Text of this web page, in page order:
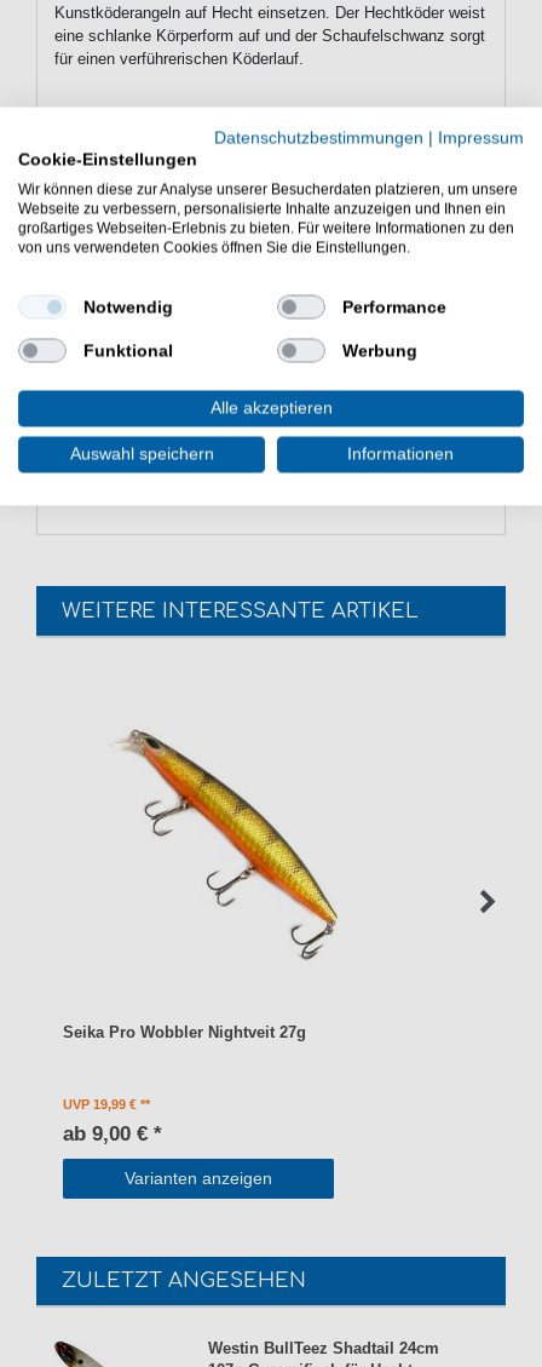
Kunstköderangeln auf Hecht einsetzen. Der Hechtköder weist
eine schlanke Körperform auf und der Schaufelschwanz sorgt
für einen verführerischen Köderlauf.
Eigenschaften der Westin BullTeez
Shadtail Gummifische für Hecht
Gummifische zum Spinnfischen auf Hecht
Länge: 24cm
Gewicht: 107g
verführerisch flankende Belly-Flash Action auch bei
langsamer Führung
Offset Hakenschlitze an Rücken & Bauch
Lieferumfang: 1 Gummifisch in gewählter Farbe
Der Westin BullTeez Shadtail Gummifisch für Hecht ist
gut zum Spinnangeln auf Großhechte. Der Hechtköder
ist sehr gut zum Hechtangeln mit der Spinnrute.
WEITERE INTERESSANTE ARTIKEL
Seika Pro Wobbler Nightveit 27g
UVP 19,99 €
ab 9,00 € *
Varianten anzeigen
ZULETZT ANGESEHEN
Westin BullTeez Shadtail 24cm
Datenschutzbestimmungen | Impressum
Cookie-Einstellungen
Wir können diese zur Analyse unserer Besucherdaten platzieren, um unsere
Webseite zu verbessern, personalisierte Inhalte anzuzeigen und Ihnen ein
großartiges Webseiten-Erlebnis zu bieten. Für weitere Informationen zu den
von uns verwendeten Cookies öffnen Sie die Einstellungen.
Notwendig Performance
Funktional Werbung
Alle akzeptieren
Auswahl speichern Informationen